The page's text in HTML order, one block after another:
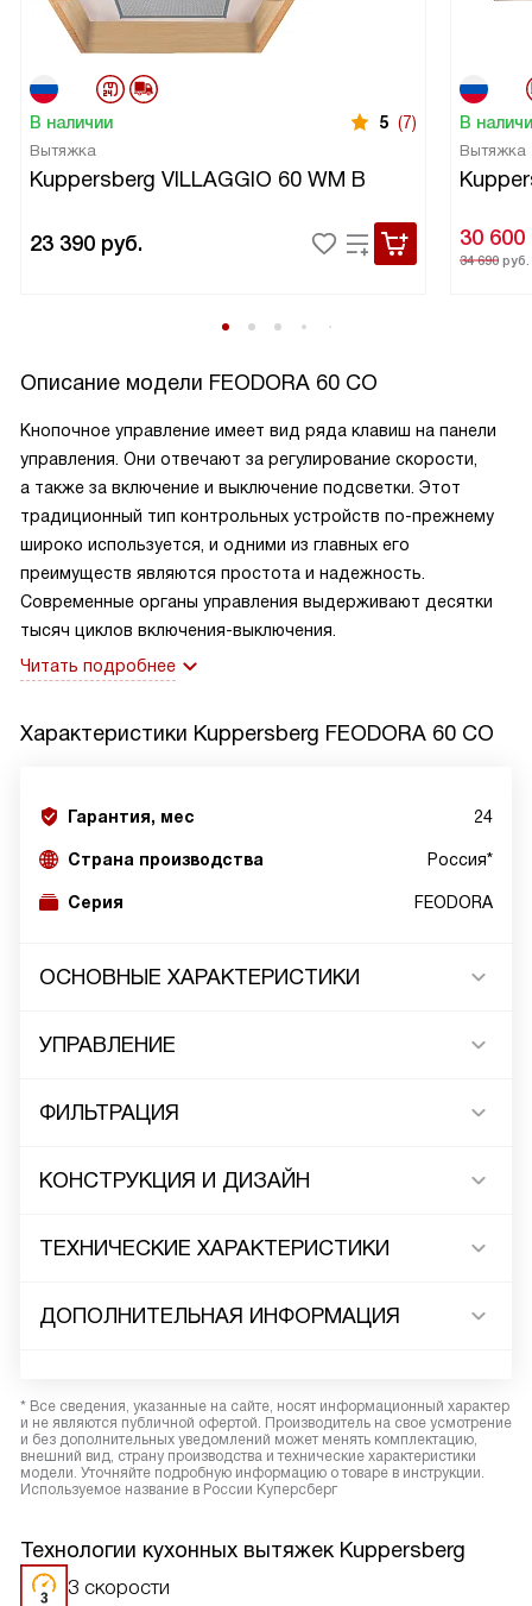
В наличии 5 (7)
Вытяжка
Kuppersberg VILLAGGIO 60 WM B
23 390 руб.
В
Вытяжка
30 600
34 690руб.
Описание модели FEODORA 60 CO
Кнопочное управление имеет вид ряда клавиш на панели
управления. Они отвечают за регулирование скорости,
а также за включение и выключение подсветки. Этот
традиционный тип контрольных устройств по-прежнему
широко используется, и одними из главных его
преимуществ являются простота и надежность.
Современные органы управления выдерживают десятки
тысяч циклов включения-выключения.
Читать подробнее
Характеристики Kuppersberg FEODORA 60 CO
Гарантия, мес 24
Страна производства Россия*
Серия FEODORA
ОСНОВНЫЕ ХАРАКТЕРИСТИКИ
УПРАВЛЕНИЕ
ФИЛЬТРАЦИЯ
КОНСТРУКЦИЯ И ДИЗАЙН
ТЕХНИЧЕСКИЕ ХАРАКТЕРИСТИКИ
ДОПОЛНИТЕЛЬНАЯ ИНФОРМАЦИЯ
* Все сведения, указанные на сайте, носят информационный характер
и не являются публичной офертой. Производитель на свое усмотрение
и без дополнительных уведомлений может менять комплектацию,
внешний вид, страну производства и технические характеристики
модели. Уточняйте подробную информацию о товаре в инструкции.
Используемое название в России Куперсберг
Технологии кухонных вытяжек Kuppersberg
3 скорости